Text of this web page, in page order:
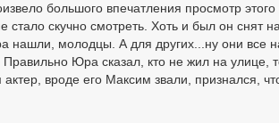
большого впечатления просмотр
скучно смотреть. Хоть и был он снят
нашли, молодцы. А для других...ну они все
Юра сказал, кто не жил на улице,
вроде его Максим звали, признался,